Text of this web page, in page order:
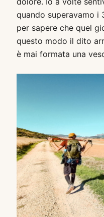
quando superavamo i
per sapere che quel
questo modo il dito
è mai formata una